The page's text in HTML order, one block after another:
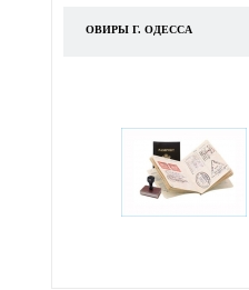
ОВИРЫ Г. ОДЕССА